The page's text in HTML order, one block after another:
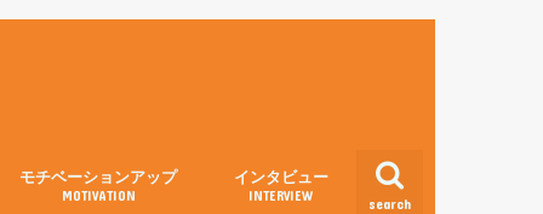
search
モチベーションアップ
MOTIVATION
インタビュー
INTERVIEW